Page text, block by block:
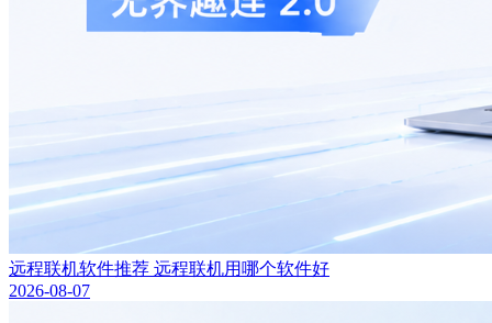
远程联机软件推荐 远程联机用哪个软件好
2026-08-07